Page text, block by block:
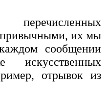
привычными, их мы
сообщении
отрывок из